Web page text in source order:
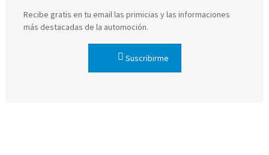
Recibe gratis en tu email las primicias y las informaciones
más destacadas de la automoción.
Suscribirme